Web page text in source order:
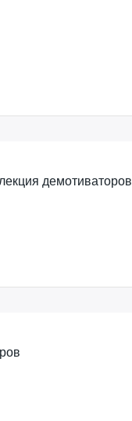
демотиваторов